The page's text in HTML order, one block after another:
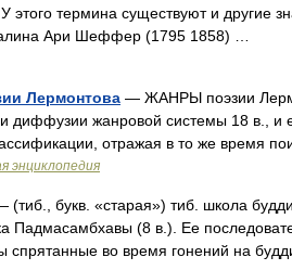
этого термина существуют и другие
Ари Шеффер (1795 1858) …
Лермонтова — ЖАНРЫ поэзии
диффузии жанровой системы 18 в., и
отражая в то же время
энциклопедия
(тиб., букв. «старая») тиб. школа
Падмасамбхавы (8 в.). Ее
спрятанные во время гонений на